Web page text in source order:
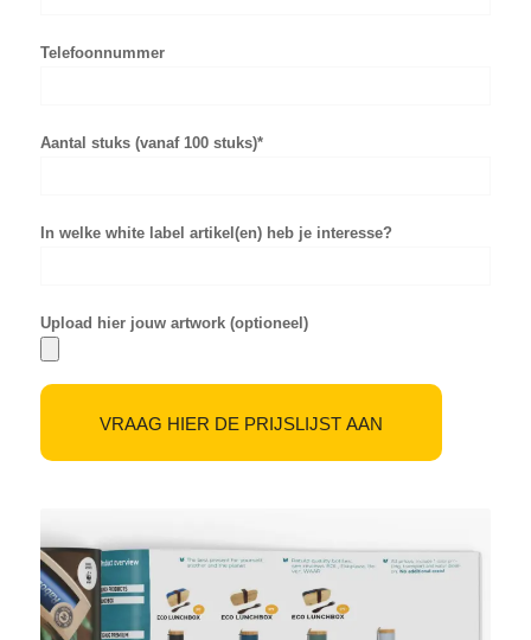
Telefoonnummer
Aantal stuks (vanaf 100 stuks)*
In welke white label artikel(en) heb je interesse?
Upload hier jouw artwork (optioneel)